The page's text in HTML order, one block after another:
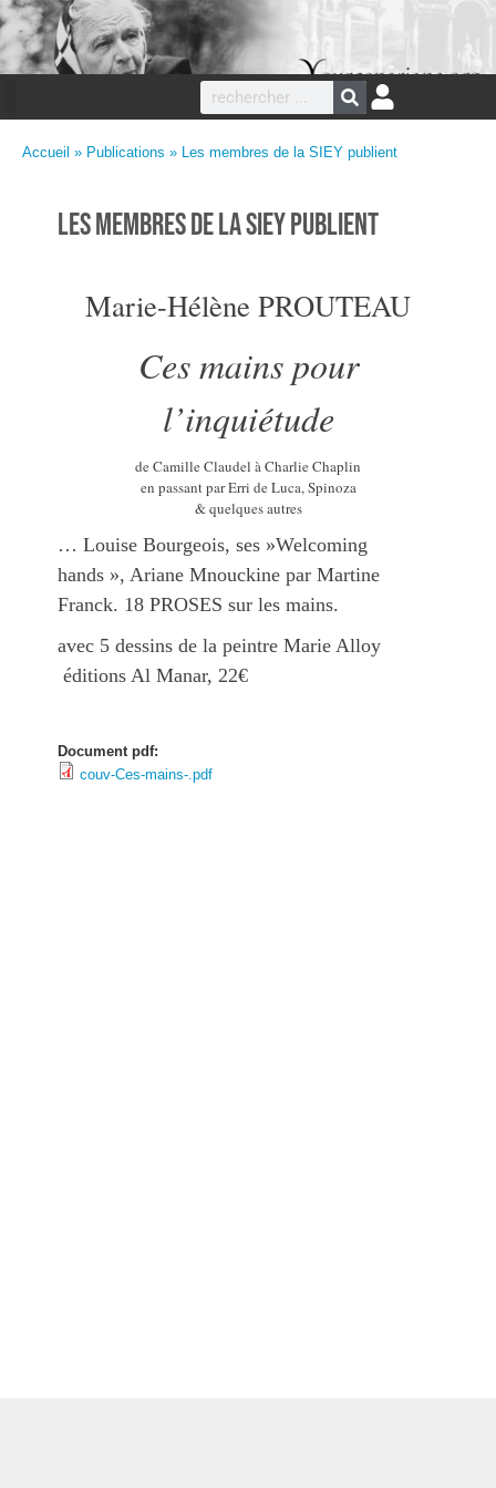
Accueil » Publications » Les membres de la SIEY publient
Les membres de la SIEY publient
Marie-Hélène PROUTEAU
Ces mains pour
l’inquiétude
de Camille Claudel à Charlie Chaplin
en passant par Erri de Luca, Spinoza
& quelques autres
… Louise Bourgeois, ses »Welcoming
hands », Ariane Mnouckine par Martine
Franck. 18 PROSES sur les mains.
avec 5 dessins de la peintre Marie Alloy
éditions Al Manar, 22€
Document pdf:
couv-Ces-mains-.pdf